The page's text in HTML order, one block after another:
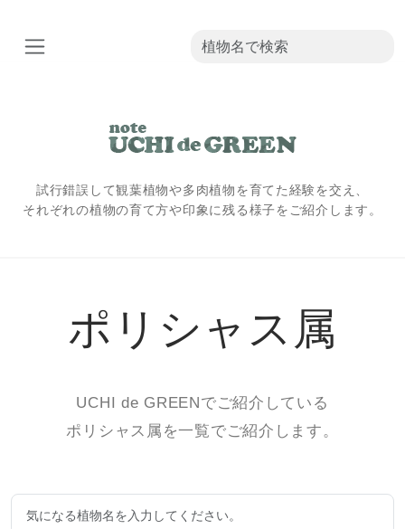
試行錯誤して観葉植物や多肉植物を育てた経験を交え、
それぞれの植物の育て方や印象に残る様子をご紹介します。
ポリシャス属
UCHI de GREENでご紹介している
ポリシャス属を一覧でご紹介します。